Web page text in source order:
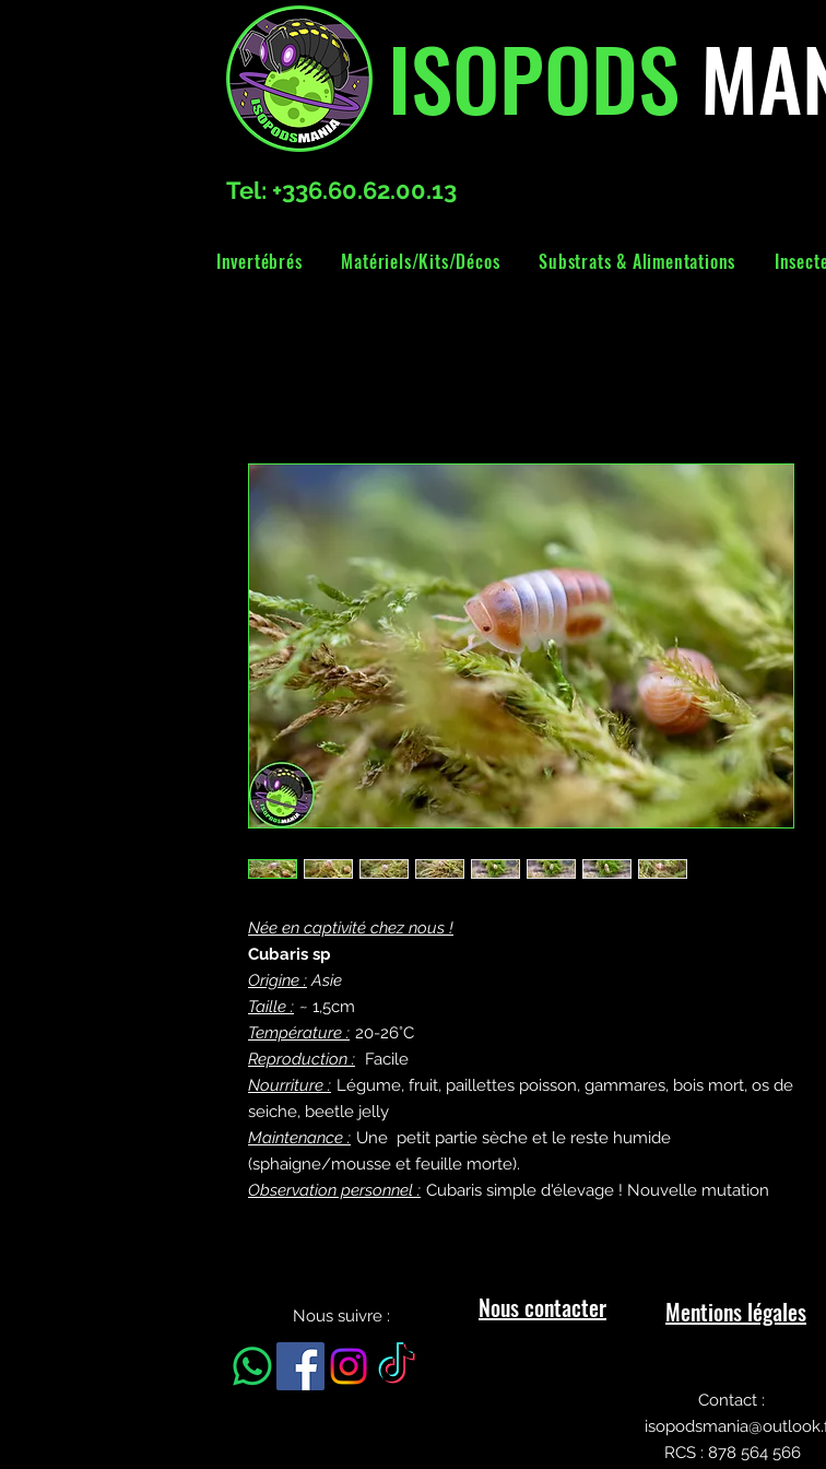
ISOPODS
Tel: +336.60.62.00.13
Invertébrés Matériels/Kits/Décos Substrats & Alimentations
Née en captivité chez nous !
Cubaris sp
Origine :Asie
Taille : ~ 1,5cm
Température : 20-26°C
Reproduction : Facile
Nourriture : Légume, fruit, paillettes poisson, gammares, bois mort, os de
seiche, beetle jelly
Maintenance : Une petit partie sèche et le reste humide
(sphaigne/mousse et feuille morte).
Observation personnel : Cubaris simple d'élevage ! Nouvelle mutation
Nous suivre : Nous contacter Mentions légales
Contact :
RCS : 878 564 566